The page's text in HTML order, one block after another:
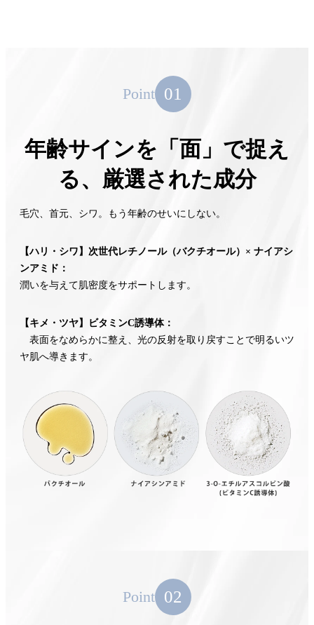
Point 01
年齢サインを「面」で捉え
る、厳選された成分
毛穴、首元、シワ。もう年齢のせいにしない。
【ハリ・シワ】次世代レチノール（バクチオール）× ナイアシ
ンアミド：
潤いを与えて肌密度をサポートします。
【キメ・ツヤ】ビタミンC誘導体：
表面をなめらかに整え、光の反射を取り戻すことで明るいツ
ヤ肌へ導きます。
Point 02